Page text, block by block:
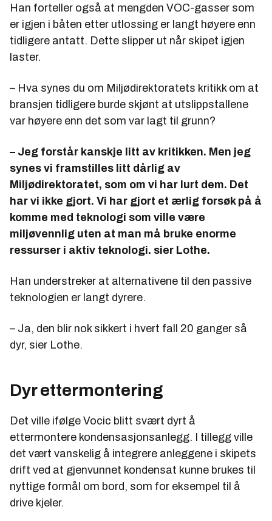
Han forteller også at mengden VOC-gasser som
er igjen i båten etter utlossing er langt høyere enn
tidligere antatt. Dette slipper ut når skipet igjen
laster.
– Hva synes du om Miljødirektoratets kritikk om at
bransjen tidligere burde skjønt at utslippstallene
var høyere enn det som var lagt til grunn?
– Jeg forstår kanskje litt av kritikken. Men jeg
synes vi framstilles litt dårlig av
Miljødirektoratet, som om vi har lurt dem. Det
har vi ikke gjort. Vi har gjort et ærlig forsøk på å
komme med teknologi som ville være
miljøvennlig uten at man må bruke enorme
ressurser i aktiv teknologi. sier Lothe.
Han understreker at alternativene til den passive
teknologien er langt dyrere.
– Ja, den blir nok sikkert i hvert fall 20 ganger så
dyr, sier Lothe.
Dyr ettermontering
Det ville ifølge Vocic blitt svært dyrt å
ettermontere kondensasjonsanlegg. I tillegg ville
det vært vanskelig å integrere anleggene i skipets
drift ved at gjenvunnet kondensat kunne brukes til
nyttige formål om bord, som for eksempel til å
drive kjeler.